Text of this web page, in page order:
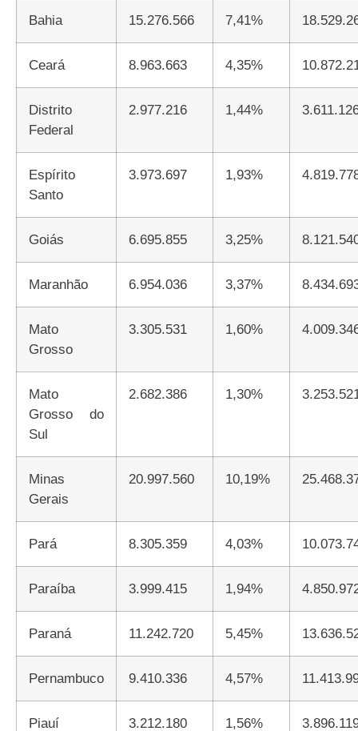
Bahia 15.276.566 7,41%
Ceará 8.963.663 4,35%
Distrito
Federal
2.977.216 1,44%
Espírito
Santo
3.973.697 1,93%
Goiás 6.695.855 3,25%
Maranhão 6.954.036 3,37%
Mato
Grosso
3.305.531 1,60%
Mato
Grosso do
Sul
2.682.386 1,30%
Minas
Gerais
20.997.560 10,19%
Pará 8.305.359 4,03%
Paraíba 3.999.415 1,94%
Paraná 11.242.720 5,45%
Pernambuco 9.410.336 4,57%
Piauí 3.212.180 1,56%